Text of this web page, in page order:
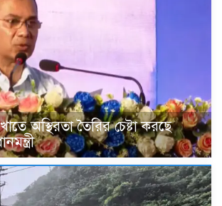
অস্থিরতা তৈরির চেষ্টা করছে